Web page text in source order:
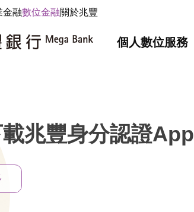
金融數位金融關於兆豐
個人數位服務
兆豐身分認證App